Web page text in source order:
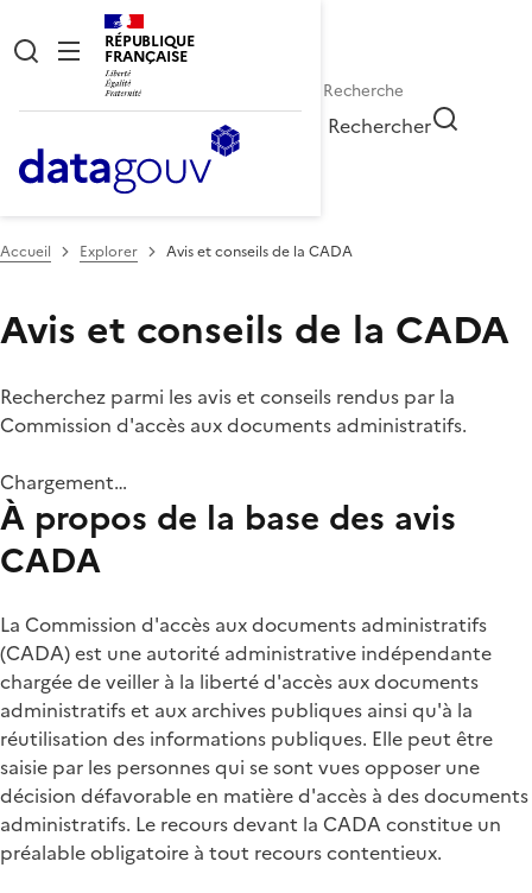
RÉPUBLIQUE
FRANÇAISE
Rechercher
Accueil Explorer Avis et conseils de la CADA
Avis et conseils de la CADA
Recherchez parmi les avis et conseils rendus par la
Commission d'accès aux documents administratifs.
Chargement…
À propos de la base des avis
CADA
La Commission d'accès aux documents administratifs
(CADA) est une autorité administrative indépendante
chargée de veiller à la liberté d'accès aux documents
administratifs et aux archives publiques ainsi qu'à la
réutilisation des informations publiques. Elle peut être
saisie par les personnes qui se sont vues opposer une
décision défavorable en matière d'accès à des documents
administratifs. Le recours devant la CADA constitue un
préalable obligatoire à tout recours contentieux.